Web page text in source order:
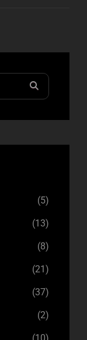
(5)
(13)
(8)
(21)
(37)
(2)